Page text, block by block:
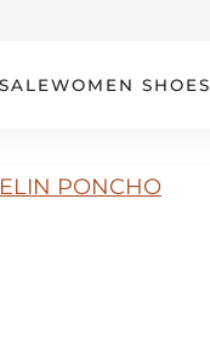
SALEWOMEN SHOES